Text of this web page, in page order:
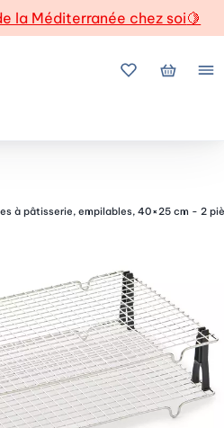
la Méditerranée chez soi🍋
Mes favoris
Mon
à pâtisserie, empilables, 40×25 cm - 2